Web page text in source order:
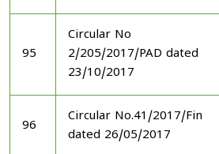
95
Circular No
2/205/2017/PAD dated
23/10/2017
96
Circular No.41/2017/Fin
dated 26/05/2017